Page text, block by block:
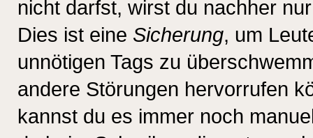
nicht darfst, wirst du nachher
Dies ist eine Sicherung, um
unnötigen Tags zu
andere Störungen hervorrufen
kannst du es immer noch